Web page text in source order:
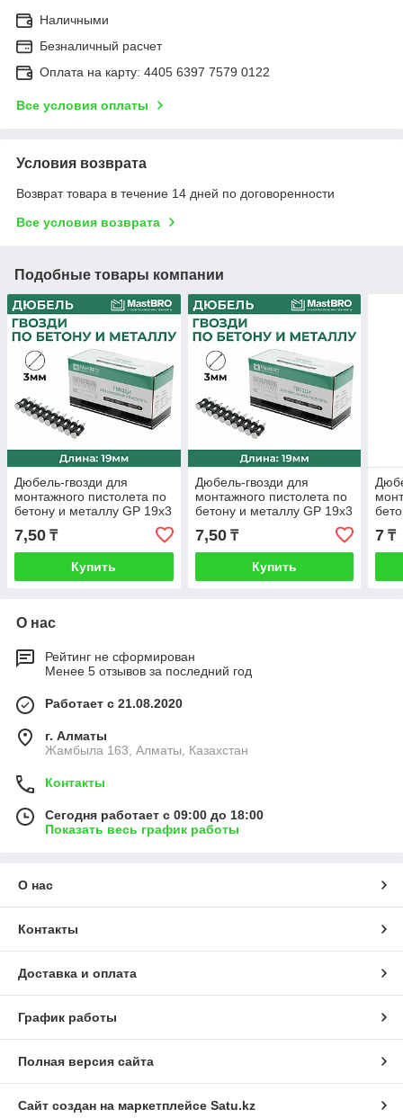
Наличными
Безналичный расчет
Оплата на карту: 4405 6397 7579 0122
Все условия оплаты
Условия возврата
Возврат товара в течение 14 дней по договоренности
Все условия возврата
Подобные товары компании
Дюбель-гвозди для
монтажного пистолета по
бетону и металлу GP 19x3
7,50 ₸
Купить
Дюбель-гвозди для
монтажного пистолета по
бетону и металлу GP 19x3
7,50₸
Купить
мм
7 ₸
О нас
Рейтинг не сформирован
Менее 5 отзывов за последний год
Работает с 21.08.2020
г. Алматы
Жамбыла 163, Алматы, Казахстан
Контакты
Сегодня работает с 09:00 до 18:00
Показать весь график работы
О нас
Контакты
Доставка и оплата
График работы
Полная версия сайта
Сайт создан на маркетплейсе Satu.kz